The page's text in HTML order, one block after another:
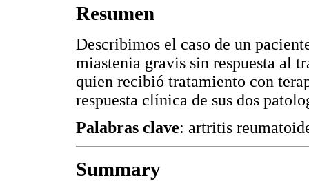
Resumen
Describimos el caso de un
miastenia gravis sin respuesta al
quien recibió tratamiento con
respuesta clínica de sus dos
Palabras clave: artritis
Summary